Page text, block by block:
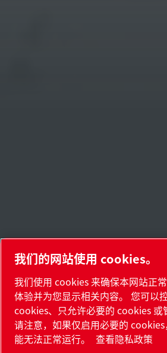
我们的网站使用 cookies。
我们使用 cookies 来确保本网站正
体验并为您显示相关内容。 您可以
cookies、只允许必要的 cookies 或
请注意，如果仅启用必要的
能无法正常运行。
查看隐私政策